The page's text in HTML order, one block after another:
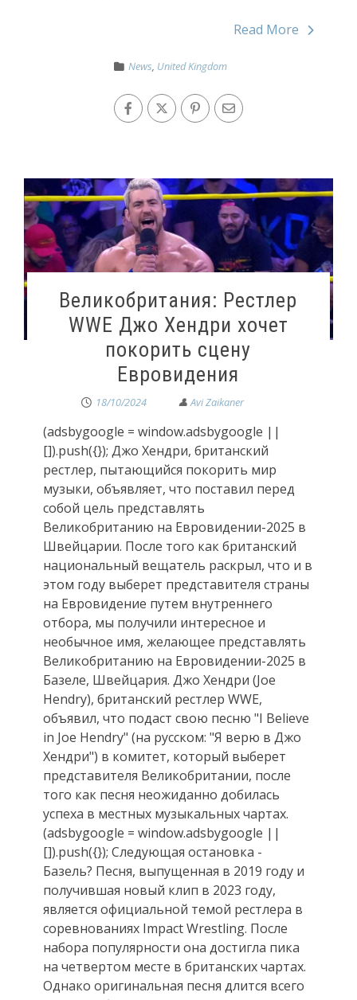
Read More
News, United Kingdom
Великобритания: Рестлер
WWE Джо Хендри хочет
покорить сцену
Евровидения
18/10/2024
(adsbygoogle = window.adsbygoogle ||
[]).push({}); Джо Хендри, британский
рестлер, пытающийся покорить мир
музыки, объявляет, что поставил перед
собой цель представлять
Великобританию на Евровидении-2025 в
Швейцарии. После того как британский
национальный вещатель раскрыл, что и в
этом году выберет представителя страны
на Евровидение путем внутреннего
отбора, мы получили интересное и
необычное имя, желающее представлять
Великобританию на Евровидении-2025 в
Базеле, Швейцария. Джо Хендри (Joe
Hendry), британский рестлер WWE,
объявил, что подаст свою песню "I Believe
in Joe Hendry" (на русском: "Я верю в Джо
Хендри") в комитет, который выберет
представителя Великобритании, после
того как песня неожиданно добилась
успеха в местных музыкальных чартах.
(adsbygoogle = window.adsbygoogle ||
[]).push({}); Следующая остановка -
Базель? Песня, выпущенная в 2019 году и
получившая новый клип в 2023 году,
является официальной темой рестлера в
соревнованиях Impact Wrestling. После
набора популярности она достигла пика
на четвертом месте в британских чартах.
Однако оригинальная песня длится всего